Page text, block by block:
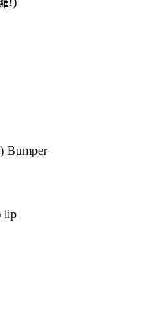
Bumper
lip